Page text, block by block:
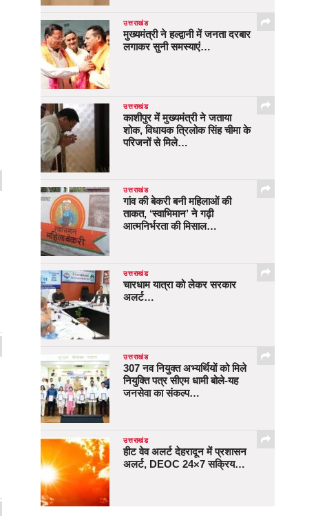
उत्तराखंड
मुख्यमंत्री ने हल्द्वानी में जनता दरबार
लगाकर सुनी समस्याएं…
उत्तराखंड
काशीपुर में मुख्यमंत्री ने जताया
शोक, विधायक त्रिलोक सिंह चीमा के
परिजनों से मिले…
उत्तराखंड
गांव की बेकरी बनी महिलाओं की
ताकत, ‘स्वाभिमान’ ने गढ़ी
आत्मनिर्भरता की मिसाल…
उत्तराखंड
चारधाम यात्रा को लेकर सरकार
अलर्ट…
उत्तराखंड
307 नव नियुक्त अभ्यर्थियों को मिले
नियुक्ति पत्र सीएम धामी बोले-यह
जनसेवा का संकल्प…
उत्तराखंड
हीट वेव अलर्ट देहरादून में प्रशासन
अलर्ट, DEOC 24×7 सक्रिय…